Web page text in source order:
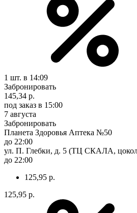
1 шт. в 14:09
Забронировать
145,34 р.
под заказ в 15:00
7 августа
Забронировать
Планета Здоровья Аптека №50
до 22:00
ул. П. Глебки, д. 5 (ТЦ СКАЛА,
до 22:00
125,95 р.
125,95 р.